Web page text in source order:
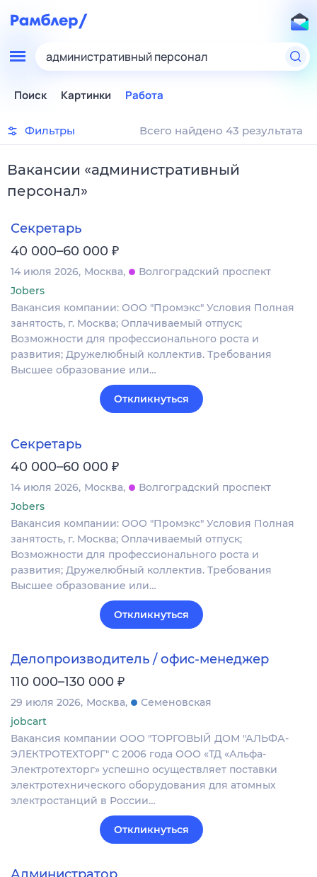
административный персонал
Поиск Картинки Работа
Фильтры Всего найдено 43 результата
Вакансии «административный
персонал»
Секретарь
40 000–60 000 ₽
14 июля 2026 Москва
Волгоградский проспект
Jobers
Вакансия компании: ООО "Промэкс" Условия Полная
занятость, г. Москва; Оплачиваемый отпуск;
Возможности для профессионального роста и
развития; Дружелюбный коллектив. Требования
Высшее образование или…
Откликнуться
Секретарь
40 000–60 000 ₽
14 июля 2026 Москва
Волгоградский проспект
Jobers
Вакансия компании: ООО "Промэкс" Условия Полная
занятость, г. Москва; Оплачиваемый отпуск;
Возможности для профессионального роста и
развития; Дружелюбный коллектив. Требования
Высшее образование или…
Откликнуться
Делопроизводитель / офис-менеджер
110 000–130 000 ₽
29 июля 2026 Москва
Семеновская
jobcart
Вакансия компании ООО "ТОРГОВЫЙ ДОМ "АЛЬФА-
ЭЛЕКТРОТЕХТОРГ" С 2006 года ООО «ТД «Альфа-
Электротехторг» успешно осуществляет поставки
электротехнического оборудования для атомных
электростанций в России…
Откликнуться